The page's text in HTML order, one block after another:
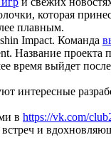
которая
плавным.
Impact. Команда
Название проекта
время выйдет
в https://vk.com/
и